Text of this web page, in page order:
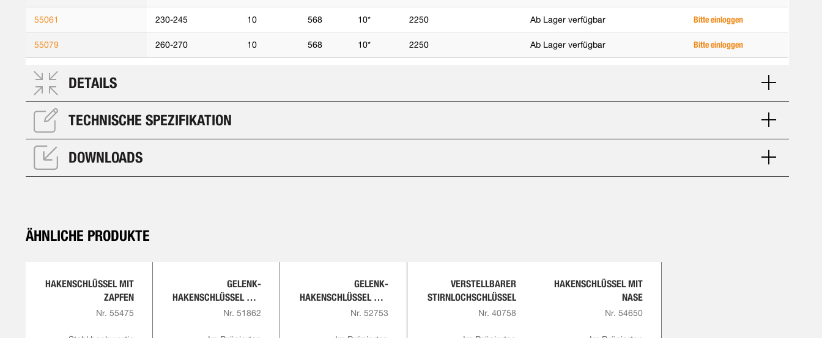
55061 230-245 10 568 10* 2250 Ab Lager verfügbar Bitte einloggen
55079 260-270 10 568 10* 2250 Ab Lager verfügbar Bitte einloggen
DETAILS
TECHNISCHE SPEZIFIKATION
DOWNLOADS
ÄHNLICHE PRODUKTE
HAKENSCHLÜSSEL MIT
ZAPFEN
Nr. 55475
GELENK-
HAKENSCHLÜSSEL MIT
ZAPFEN,
Nr. 51862
GELENK-
HAKENSCHLÜSSEL MIT
ZAPFEN UND
Nr. 52753
VERSTELLBARER
STIRNLOCHSCHLÜSSEL
Nr. 40758
HAKENSCHLÜSSEL MIT
NASE
Nr. 54650